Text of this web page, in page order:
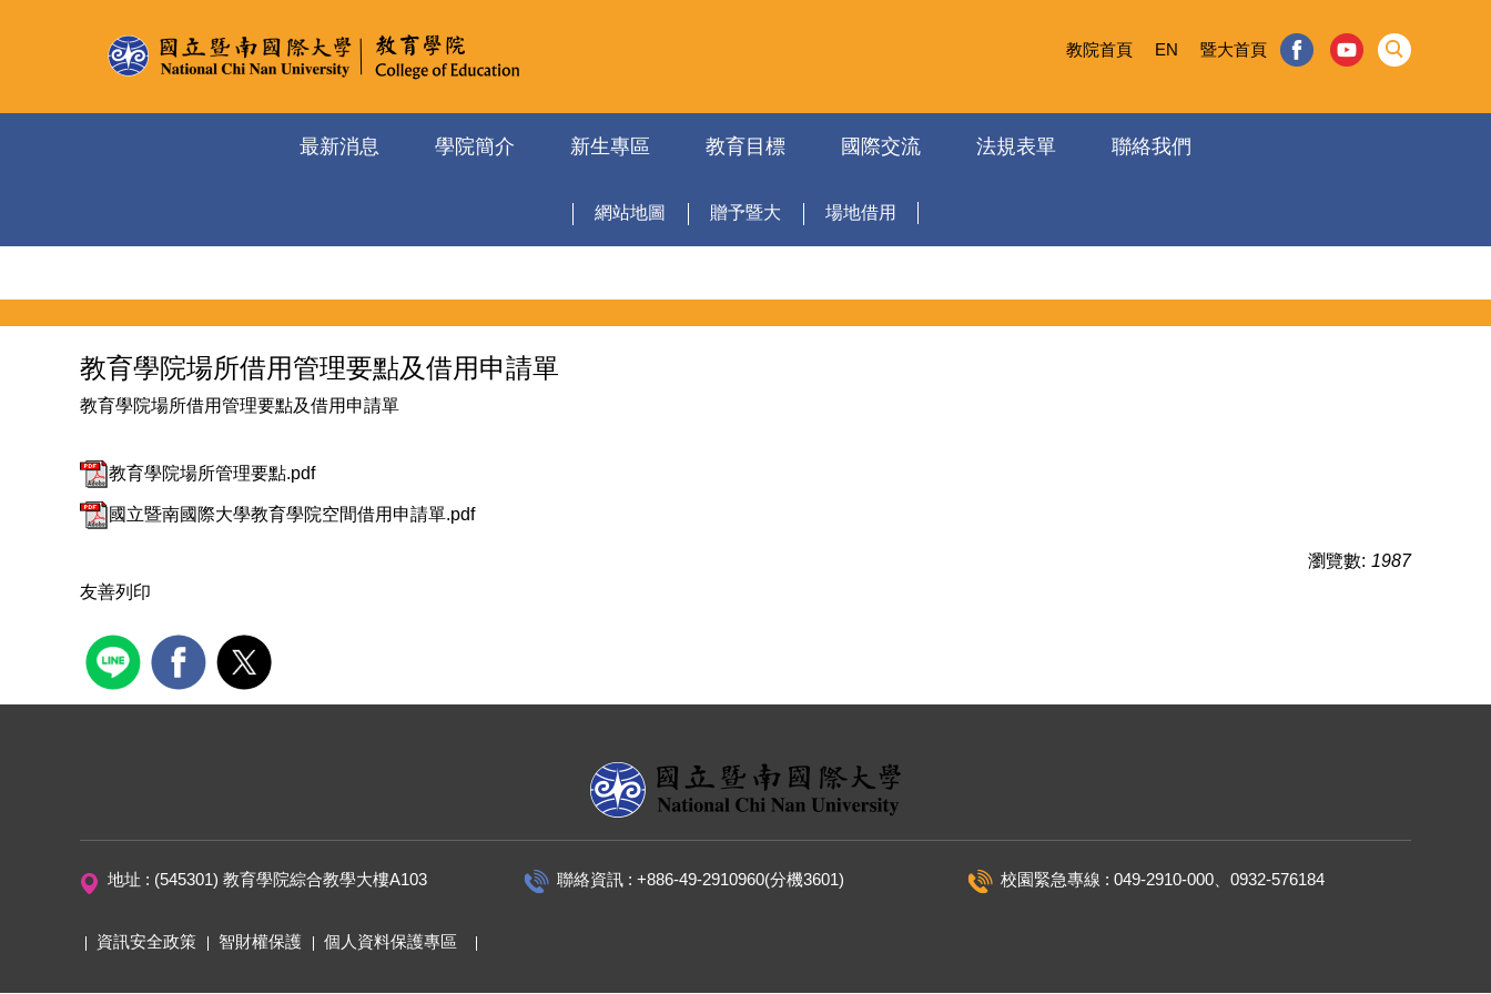
教院首頁 EN 暨大首頁
最新消息 學院簡介 新生專區 教育目標 國際交流 法規表單 聯絡我們
網站地圖 贈予暨大 場地借用
教育學院場所借用管理要點及借用申請單
教育學院場所借用管理要點及借用申請單
教育學院場所管理要點.pdf
國立暨南國際大學教育學院空間借用申請單.pdf
瀏覽數: 1987
友善列印
地址 : (545301) 教育學院綜合教學大樓A103
資訊安全政策 智財權保護 個人資料保護專區
聯絡資訊 : +886-49-2910960(分機3601) 校園緊急專線 : 049-2910-000、0932-576184